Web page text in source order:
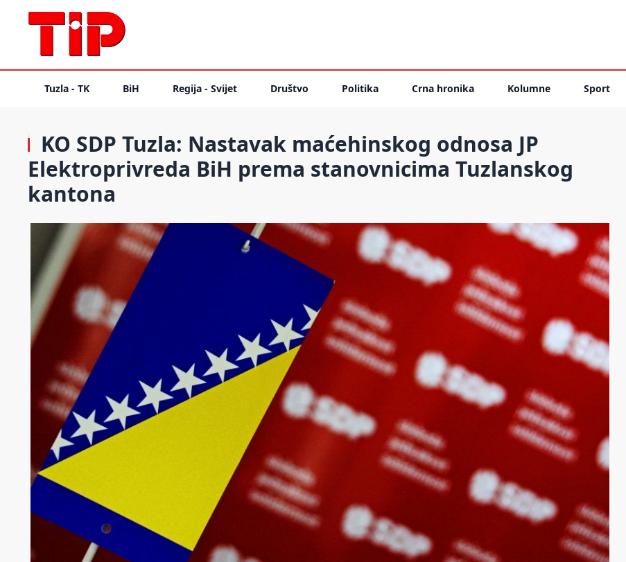
Tuzla - TK BiH Regija - Svijet Društvo Politika Crna hronika Kolumne Sport
KO SDP Tuzla: Nastavak maćehinskog odnosa JP
Elektroprivreda BiH prema stanovnicima Tuzlanskog
kantona